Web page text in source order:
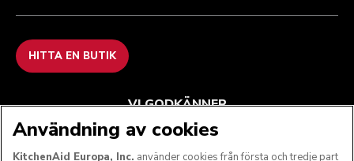
HITTA EN BUTIK
VI GODKÄNNER
Användning av cookies
KitchenAid Europa, Inc. använder cookies från första och tredje part